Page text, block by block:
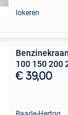
lokeren
100 150 200
€ 39,00